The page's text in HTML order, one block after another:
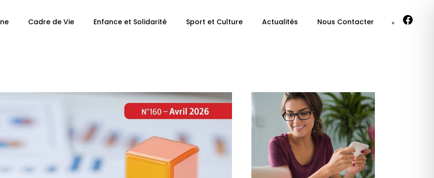
Cadre de Vie Enfance et Solidarité Sport et Culture Actualités Nous Contacter